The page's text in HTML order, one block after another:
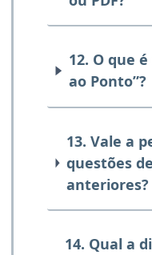
12. O que
ao Ponto”?
13. Vale a
questões
anteriores?
14. Qual a